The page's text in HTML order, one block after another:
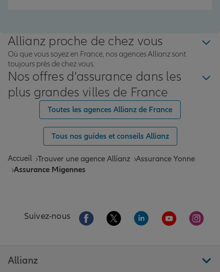
Allianz proche de chez vous
Où que vous soyez en France, nos agences Allianz sont
toujours près de chez vous.
Nos offres d'assurance dans les
plus grandes villes de France
Toutes les agences Allianz de France
Tous nos guides et conseils Allianz
Accueil Trouver une agence Allianz Assurance Yonne
Assurance Migennes
Suivez-nous Aller sur la page Facebook de Allianz
Aller sur la page Twitter de
Aller sur la page
Aller sur la
Aller
Allianz